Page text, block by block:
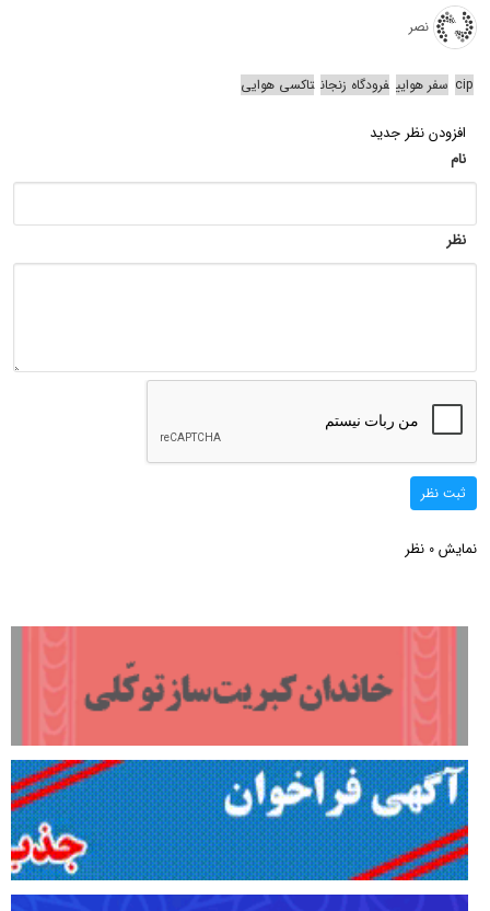
نصر
cip سفر هوایی فرودگاه زنجان تاکسی هوایی
افزودن نظر جدید
نام
نظر
ثبت نظر
نمایش 0 نظر